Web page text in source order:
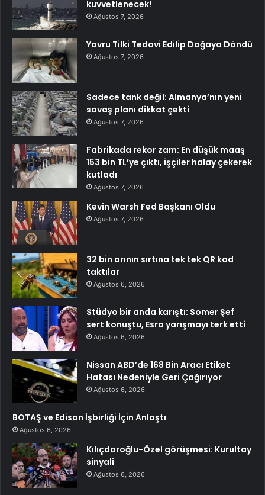
kuvvetlenecek!
Ağustos 7, 2026
Yavru Tilki Tedavi Edilip Doğaya Döndü
Ağustos 7, 2026
Sadece tank değil: Almanya’nın yeni
savaş planı dikkat çekti
Ağustos 7, 2026
Fabrikada rekor zam: En düşük maaş
153 bin TL’ye çıktı, işçiler halay çekerek
kutladı
Ağustos 7, 2026
Kevin Warsh Fed Başkanı Oldu
Ağustos 7, 2026
32 bin arının sırtına tek tek QR kod
taktılar
Ağustos 6, 2026
Stüdyo bir anda karıştı: Somer Şef
sert konuştu, Esra yarışmayı terk etti
Ağustos 6, 2026
Nissan ABD’de 168 Bin Aracı Etiket
Hatası Nedeniyle Geri Çağırıyor
Ağustos 6, 2026
BOTAŞ ve Edison İşbirliği İçin Anlaştı
Ağustos 6, 2026
Kılıçdaroğlu-Özel görüşmesi: Kurultay
sinyali
Ağustos 6, 2026